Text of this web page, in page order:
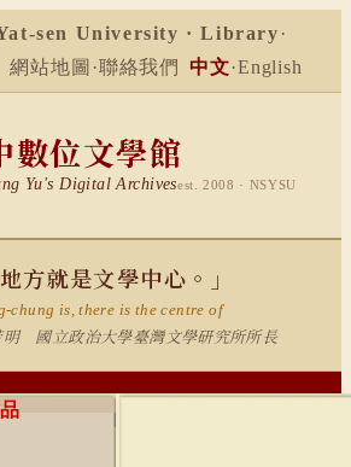
sen University · Library ·
網站地圖 ·聯絡我們 中文·English
數位文學館
Yu's Digital Archivesest. 2008 · NSYSU
方就是文學中心。」
chung is, there is the centre of
國立政治大學臺灣文學研究所所長